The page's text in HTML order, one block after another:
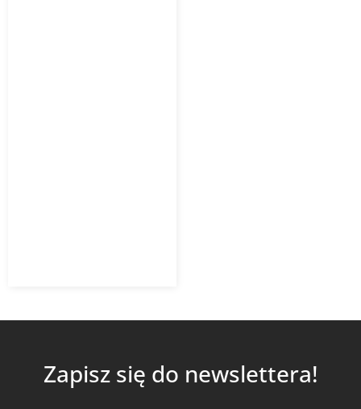
Zapisz się do newslettera!